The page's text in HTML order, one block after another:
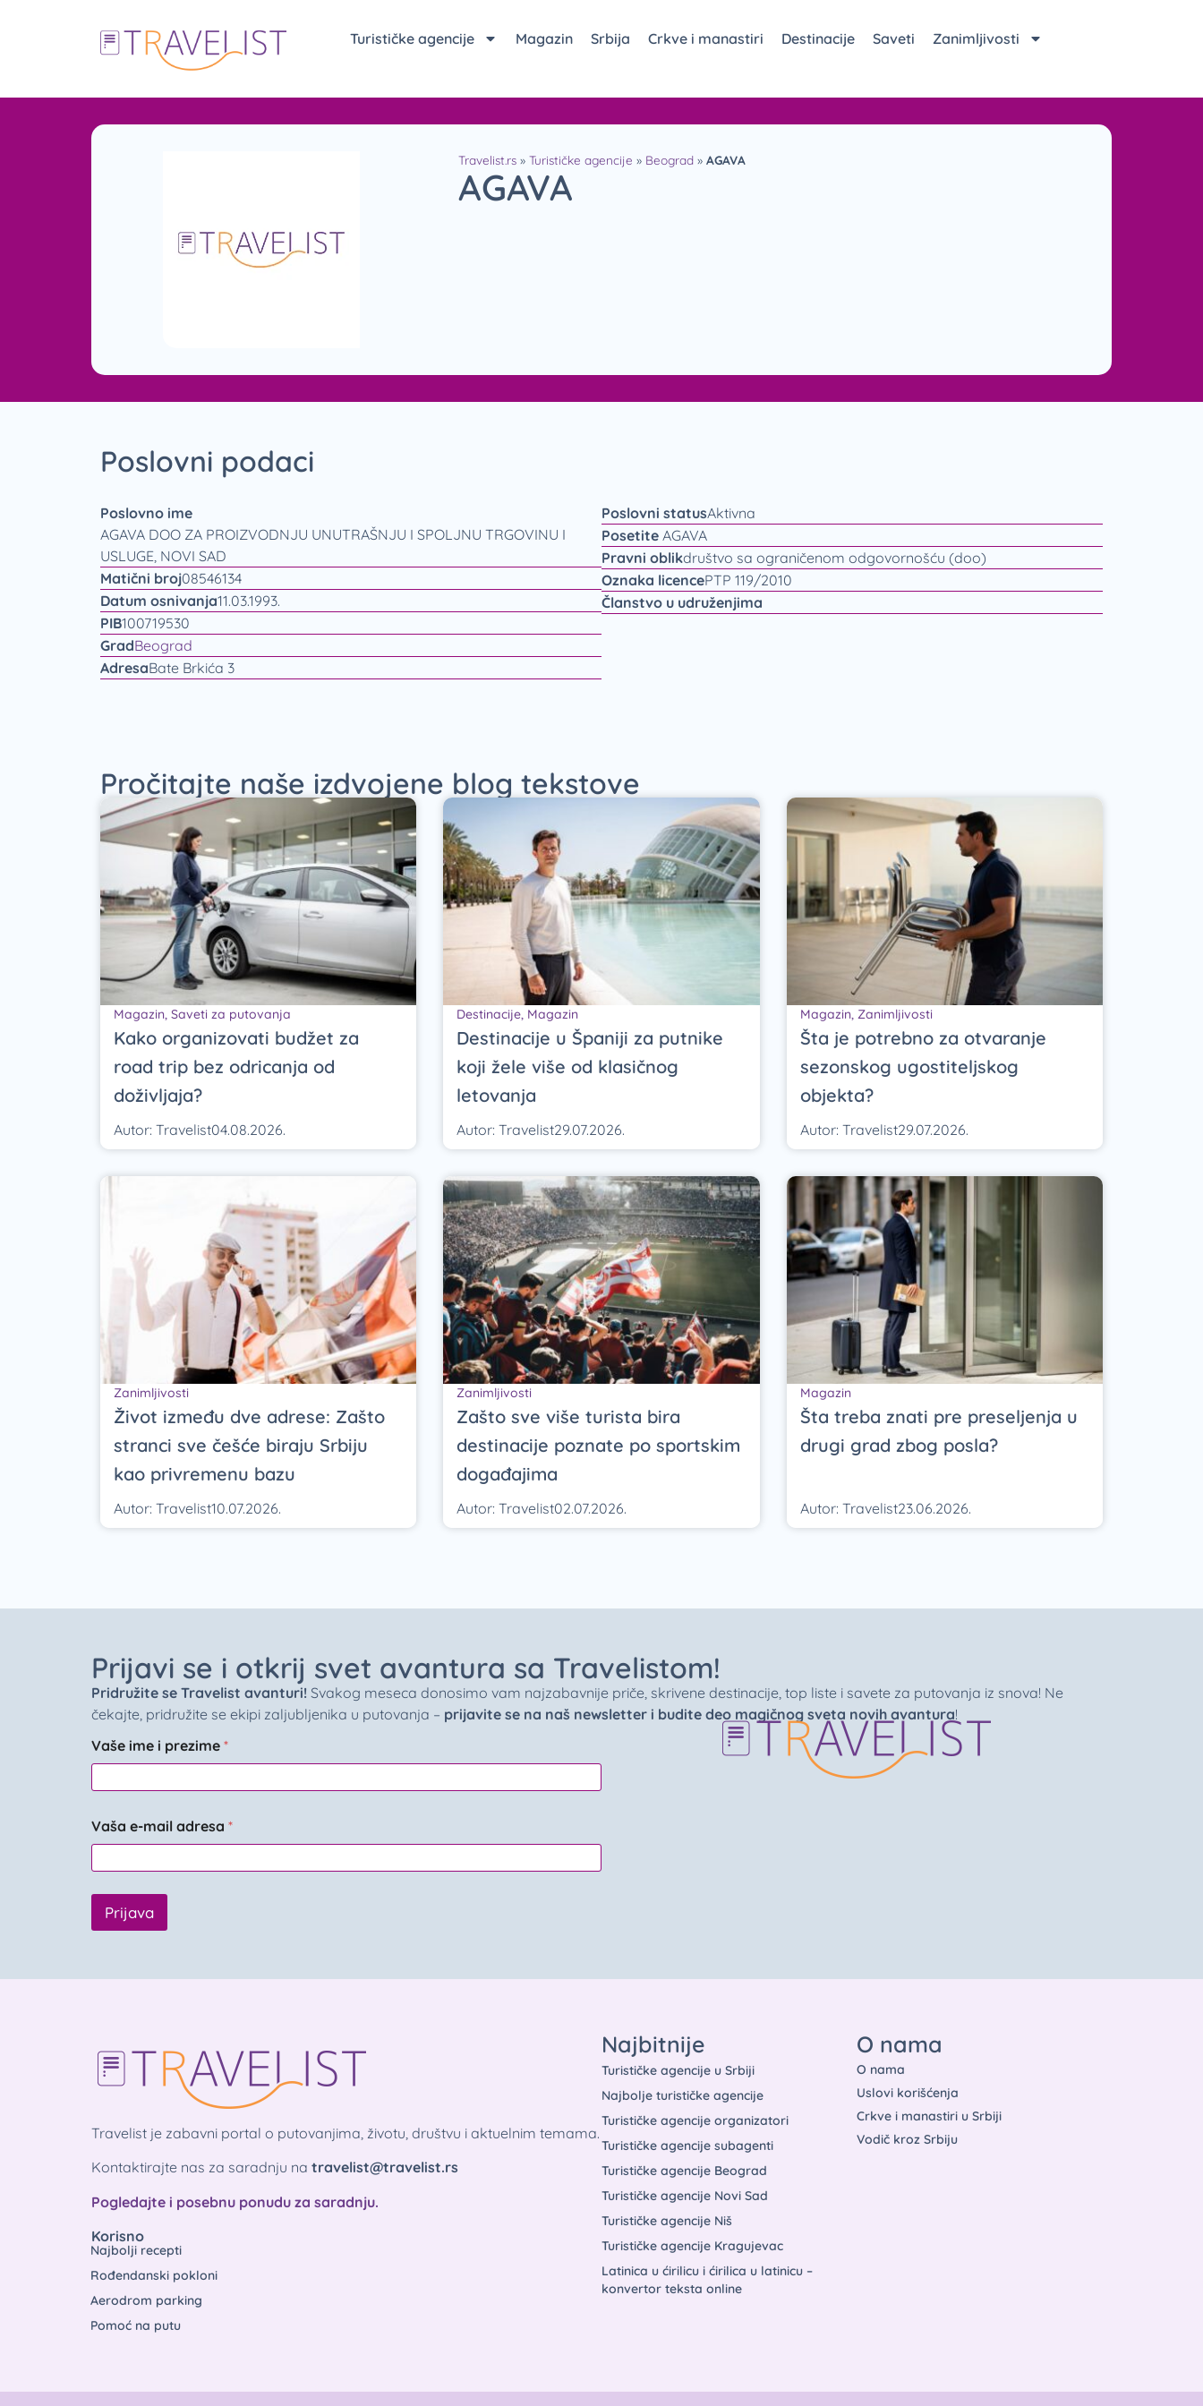
Turističke agencije Magazin Srbija Crkve i manastiri Destinacije Saveti Zanimljivosti
Travelist.rs» Turističke agencije » Beograd» AGAVA
AGAVA
Poslovni podaci
Poslovno ime
AGAVA DOO ZA PROIZVODNJU UNUTRAŠNJU I SPOLJNU TRGOVINU I
USLUGE, NOVI SAD
Matični broj08546134
Datum osnivanja11.03.1993.
PIB100719530
GradBeograd
AdresaBate Brkića 3
Poslovni statusAktivna
Posetite AGAVA
Pravni oblikdruštvo sa ograničenom odgovornošću (doo)
Oznaka licencePTP 119/2010
Članstvo u udruženjima
Pročitajte naše izdvojene blog tekstove
Magazin, Saveti za putovanja
Kako organizovati budžet za
road trip bez odricanja od
doživljaja?
Autor: Travelist04.08.2026.
Destinacije, Magazin
Destinacije u Španiji za putnike
koji žele više od klasičnog
letovanja
Autor: Travelist29.07.2026.
Magazin, Zanimljivosti
Šta je potrebno za otvaranje
sezonskog ugostiteljskog
objekta?
Autor: Travelist29.07.2026.
Zanimljivosti
Život između dve adrese: Zašto
stranci sve češće biraju Srbiju
kao privremenu bazu
Autor: Travelist10.07.2026.
Zanimljivosti
Zašto sve više turista bira
destinacije poznate po sportskim
događajima
Autor: Travelist02.07.2026.
Magazin
Šta treba znati pre preseljenja u
drugi grad zbog posla?
Autor: Travelist23.06.2026.
Prijavi se i otkrij svet avantura sa Travelistom!
Pridružite se Travelist avanturi! Svakog meseca donosimo vam najzabavnije priče, skrivene destinacije, top liste i savete za putovanja iz snova! Ne
čekajte, pridružite se ekipi zaljubljenika u putovanja – prijavite se na naš newsletter i budite deo magičnog sveta novih avantura!
Vaše ime i prezime *
Vaša e-mail adresa *
Prijava
Travelist je zabavni portal o putovanjima, životu, društvu i aktuelnim temama.
Kontaktirajte nas za saradnju na travelist@travelist.rs
Pogledajte i posebnu ponudu za saradnju.
Korisno
Najbolji recepti
Rođendanski pokloni
Aerodrom parking
Pomoć na putu
Najbitnije
Turističke agencije u Srbiji
Najbolje turističke agencije
Turističke agencije organizatori
Turističke agencije subagenti
Turističke agencije Beograd
Turističke agencije Novi Sad
Turističke agencije Niš
Turističke agencije Kragujevac
Latinica u ćirilicu i ćirilica u latinicu –
konvertor teksta online
O nama
O nama
Uslovi korišćenja
Crkve i manastiri u Srbiji
Vodič kroz Srbiju